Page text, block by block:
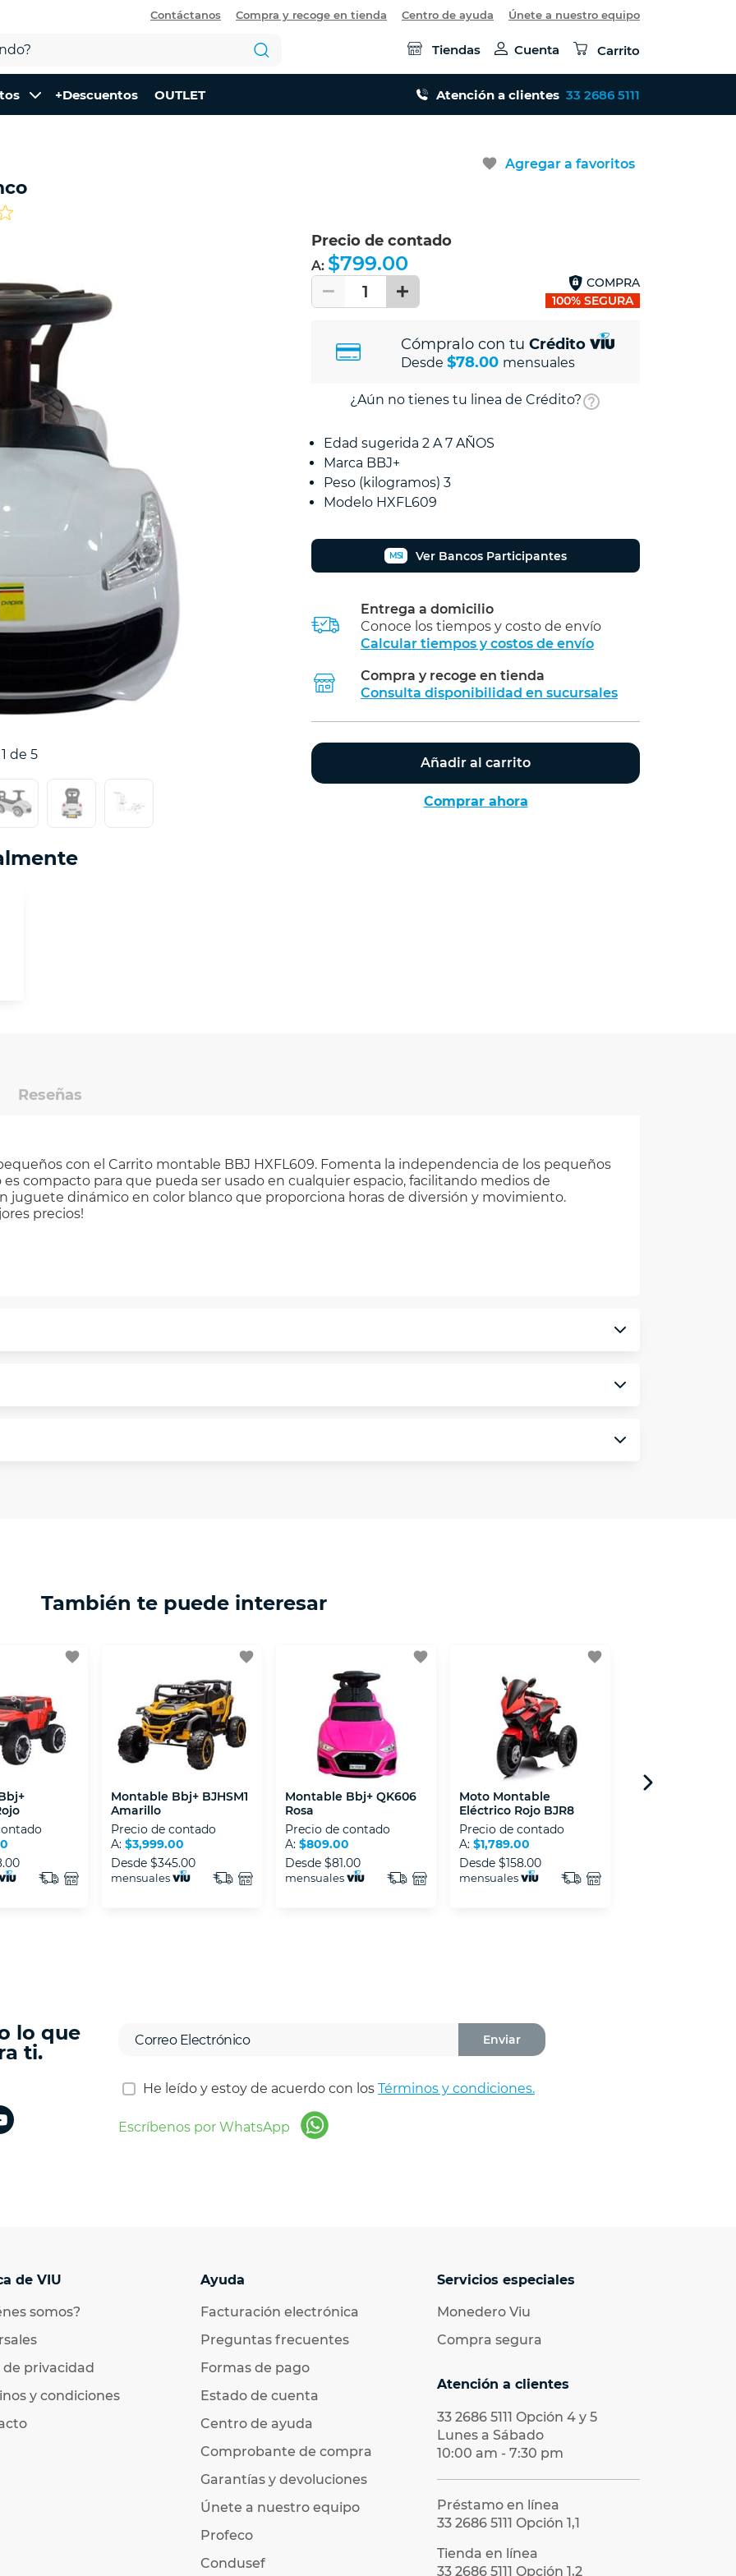
Contáctanos Compra y recoge en tienda Centro de ayuda Únete a nuestro equipo
Tiendas Cuenta Carrito
+Descuentos OUTLET Atención a clientes 33 2686 5111
favorite Agregar a favoritos
1 de 5
Precio de contado
A: $799.00
1
COMPRA
100% SEGURA
Cómpralo con tu Crédito
Desde $78.00 mensuales
¿Aún no tienes tu linea de Crédito?
Edad sugerida 2 A 7 AÑOS
Marca BBJ+
Peso (kilogramos) 3
Modelo HXFL609
MSI Ver Bancos Participantes
Entrega a domicilio
Conoce los tiempos y costo de envío
Calcular tiempos y costos de envío
Calcular
Compra y recoge en tienda
Consulta disponibilidad en sucursales
Añadir al carrito
Comprar ahora
Reseñas
con el Carrito montable BBJ HXFL609. Fomenta la independencia de los pequeños
compacto para que pueda ser usado en cualquier espacio, facilitando medios de
juguete dinámico en color blanco que proporciona horas de diversión y movimiento.
precios!
También te puede interesar
favorite favorite
Montable Bbj+ BJHSM1
Amarillo
Precio de contado
A: $3,999.00
Desde $345.00
mensuales
favorite
Montable Bbj+ QK606
Rosa
Precio de contado
A: $809.00
Desde $81.00
mensuales
favorite
Moto Montable
Eléctrico Rojo BJR8
Precio de contado
A: $1,789.00
Desde $158.00
mensuales
lo que
ti.
Enviar
He leído y estoy de acuerdo con los Términos y condiciones.
Escríbenos por WhatsApp
de VIU
somos?
de privacidad
y condiciones
Ayuda
Facturación electrónica
Preguntas frecuentes
Formas de pago
Estado de cuenta
Centro de ayuda
Comprobante de compra
Garantías y devoluciones
Únete a nuestro equipo
Profeco
Condusef
Servicios especiales
Monedero Viu
Compra segura
Atención a clientes
33 2686 5111 Opción 4 y 5
Lunes a Sábado
10:00 am - 7:30 pm
Préstamo en línea
33 2686 5111 Opción 1,1
Tienda en línea
33 2686 5111 Opción 1,2